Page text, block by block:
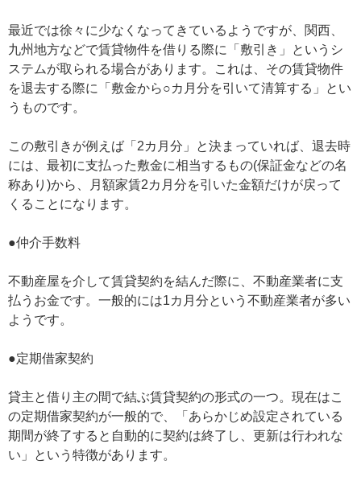
最近では徐々に少なくなってきているようですが、関西、
九州地方などで賃貸物件を借りる際に「敷引き」というシ
ステムが取られる場合があります。これは、その賃貸物件
を退去する際に「敷金から○カ月分を引いて清算する」とい
うものです。
この敷引きが例えば「2カ月分」と決まっていれば、退去時
には、最初に支払った敷金に相当するもの(保証金などの名
称あり)から、月額家賃2カ月分を引いた金額だけが戻って
くることになります。
●仲介手数料
不動産屋を介して賃貸契約を結んだ際に、不動産業者に支
払うお金です。一般的には1カ月分という不動産業者が多い
ようです。
●定期借家契約
貸主と借り主の間で結ぶ賃貸契約の形式の一つ。現在はこ
の定期借家契約が一般的で、「あらかじめ設定されている
期間が終了すると自動的に契約は終了し、更新は行われな
い」という特徴があります。